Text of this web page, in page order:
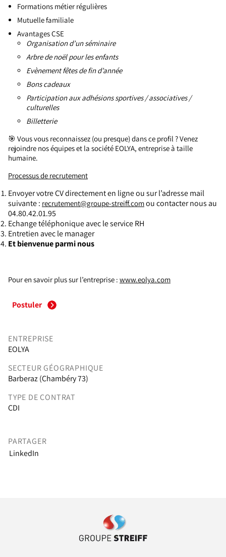
Formations métier régulières
Mutuelle familiale
Avantages CSE
Organisation d’un séminaire
Arbre de noël pour les enfants
Evènement fêtes de fin d’année
Bons cadeaux
Participation aux adhésions sportives / associatives /
culturelles
Billetterie
🎯 Vous vous reconnaissez (ou presque) dans ce profil ? Venez
rejoindre nos équipes et la société EOLYA, entreprise à taille
humaine.
Processus de recrutement
Envoyer votre CV directement en ligne ou sur l’adresse mail
suivante : recrutement@groupe-streiff.comou contacter nous au
04.80.42.01.95
Echange téléphonique avec le service RH
Entretien avec le manager
Et bienvenue parmi nous
Pour en savoir plus sur l’entreprise : www.eolya.com
Postuler
ENTREPRISE
EOLYA
SECTEUR GÉOGRAPHIQUE
Barberaz (Chambéry 73)
TYPE DE CONTRAT
CDI
PARTAGER
LinkedIn